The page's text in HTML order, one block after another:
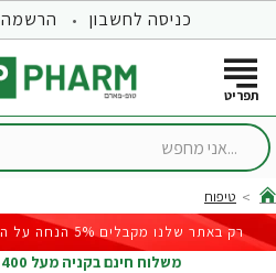
כניסה לחשבון הרשמה
...אני
home
טיפוח
רק באתר שלנו מקבלים 5% הנחה על הקנייה הבאה |
משלוח חינם בקניה מעל 400 ש"ח | דרך איפוסט עד 5 ק"ג